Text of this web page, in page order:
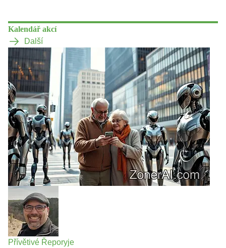
Kalendář akcí
Další
Přívětivé Řeporyje